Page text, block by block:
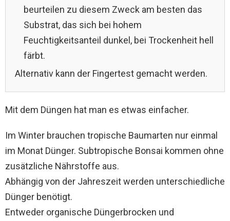
beurteilen zu diesem Zweck am besten das
Substrat, das sich bei hohem
Feuchtigkeitsanteil dunkel, bei Trockenheit hell
färbt.
Alternativ kann der Fingertest gemacht werden.
Mit dem Düngen hat man es etwas einfacher.
Im Winter brauchen tropische Baumarten nur einmal
im Monat Dünger. Subtropische Bonsai kommen ohne
zusätzliche Nährstoffe aus.
Abhängig von der Jahreszeit werden unterschiedliche
Dünger benötigt.
Entweder organische Düngerbrocken und